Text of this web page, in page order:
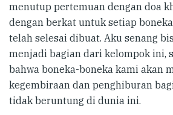
menutup pertemuan dengan doa
dengan berkat untuk setiap
telah selesai dibuat. Aku senang
menjadi bagian dari kelompok ini,
bahwa boneka-boneka kami akan
kegembiraan dan penghiburan
tidak beruntung di dunia ini.